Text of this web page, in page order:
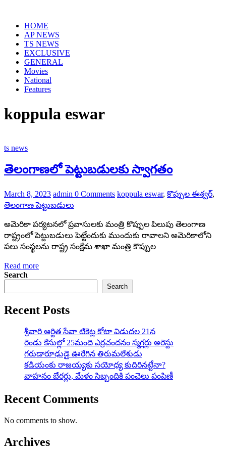
contentHOME
AP NEWS
TS NEWS
EXCLUSIVE
GENERAL
Movies
National
Features
koppula eswar
ts news
తెలంగాణలో పెట్టుబడులకు స్వాగతం
March 8, 2023 admin 0 Comments koppula eswar, కొప్పుల ఈశ్వర్,
తెలంగాణ పెట్టుబడులు
అమెరికా పర్యటనలో ప్రవాసులకు మంత్రి కొప్పుల పిలుపు తెలంగాణ
రాష్ట్రంలో పెట్టుబడులు పెట్టేందుకు ముందుకు రావాలని అమెరికాలోని
పలు సంస్థలను రాష్ట్ర సంక్షేమ శాఖా మంత్రి కొప్పుల
Read more
Search
Search
Recent Posts
శ్రీవారి ఆర్జిత సేవా టికెట్ల కోటా విడుదల 21న
రెండు కేసుల్లో 25మంది ఎర్రచందనం స్మగ్లర్లు అరెస్టు
గరుడారూఢుడై ఊరేగిన తిరుమలేశుడు
కడియంకు రాజయ్యకు సయోధ్య కుదిరినట్టేనా?
వాహ‌నం బేర‌ర్లు, మేళం సిబ్బందికి పంచెలు పంపిణీ
Recent Comments
No comments to show.
Archives